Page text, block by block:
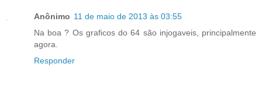
Anônimo 11 de maio de 2013 às 03:55
Na boa ? Os graficos do 64 são injogaveis, principalmente
agora.
Responder